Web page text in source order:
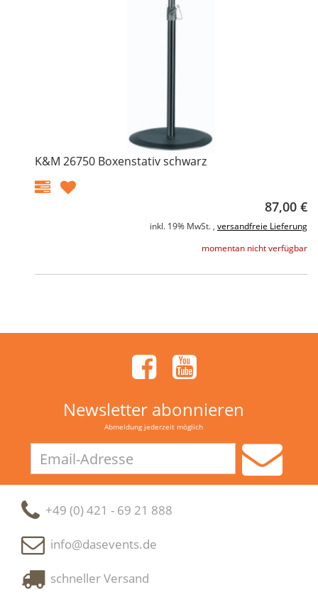
K&M 26750 Boxenstativ schwarz
87,00 €
inkl. 19% MwSt. , versandfreie Lieferung
momentan nicht verfügbar
Newsletter abonnieren
Abmeldung jederzeit möglich
Adresse
+49 (0) 421 - 69 21 888
info@dasevents.de
schneller Versand